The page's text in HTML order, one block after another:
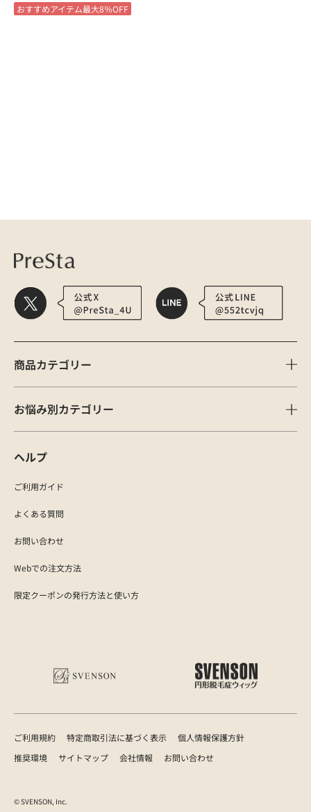
おすすめアイテム最大8％OFF
商品カテゴリー
お悩み別カテゴリー
ヘルプ
ご利用ガイド
よくある質問
お問い合わせ
Webでの注文方法
限定クーポンの発行方法と使い方
ご利用規約 特定商取引法に基づく表示
個人情報保護方針
推奨環境
サイトマップ 会社情報 お問い合わせ
© SVENSON, Inc.